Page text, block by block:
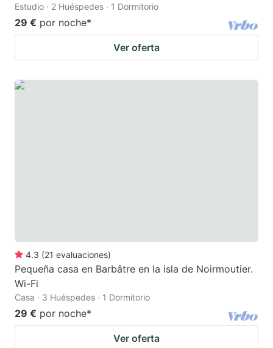
Estudio · 2 Huéspedes · 1 Dormitorio
29 € por noche*
Ver oferta
4.3 (21 evaluaciones)
Pequeña casa en Barbâtre en la isla de Noirmoutier.
Wi-Fi
Casa · 3 Huéspedes · 1 Dormitorio
29 € por noche*
Ver oferta